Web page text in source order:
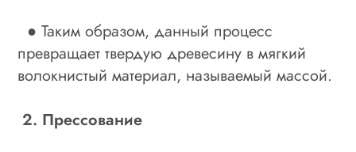
● Таким образом, данный процесс
превращает твердую древесину в мягкий
волокнистый материал, называемый массой.
2. Прессование